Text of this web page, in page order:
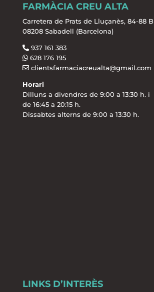
FARMÀCIA CREU ALTA
Carretera de Prats de Lluçanès, 84-88 B
08208 Sabadell (Barcelona)
937 161 383
628 176 195
clientsfarmaciacreualta@gmail.com
Horari
Dilluns a divendres de 9:00 a 13:30 h. i
de 16:45 a 20:15 h.
Dissabtes alterns de 9:00 a 13:30 h.
LINKS D’INTERÈS